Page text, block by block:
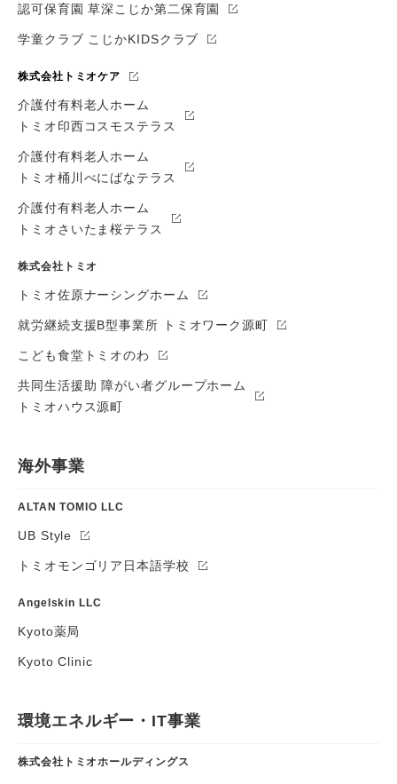
認可保育園 草深こじか第二保育園
学童クラブ こじかKIDSクラブ
株式会社トミオケア
介護付有料老人ホーム
トミオ印西コスモステラス
介護付有料老人ホーム
トミオ桶川べにばなテラス
介護付有料老人ホーム
トミオさいたま桜テラス
株式会社トミオ
トミオ佐原ナーシングホーム
就労継続支援B型事業所 トミオワーク源町
こども食堂トミオのわ
共同生活援助 障がい者グループホーム
トミオハウス源町
海外事業
ALTAN TOMIO LLC
UB Style
トミオモンゴリア日本語学校
Angelskin LLC
Kyoto薬局
Kyoto Clinic
環境エネルギー・IT事業
株式会社トミオホールディングス